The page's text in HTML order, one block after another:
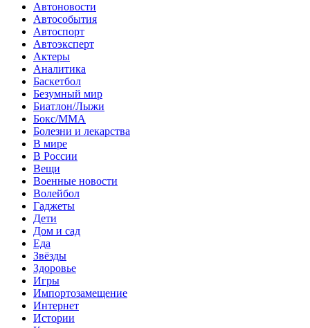
Автоновости
Автособытия
Автоспорт
Автоэксперт
Актеры
Аналитика
Баскетбол
Безумный мир
Биатлон/Лыжи
Бокс/MMA
Болезни и лекарства
В мире
В России
Вещи
Военные новости
Волейбол
Гаджеты
Дети
Дом и сад
Еда
Звёзды
Здоровье
Игры
Импортозамещение
Интернет
Истории